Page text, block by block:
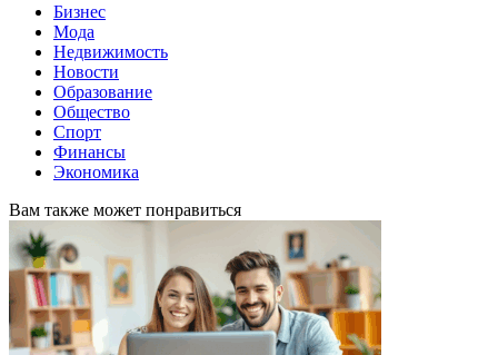
Бизнес
Мода
Недвижимость
Новости
Образование
Общество
Спорт
Финансы
Экономика
Вам также может понравиться